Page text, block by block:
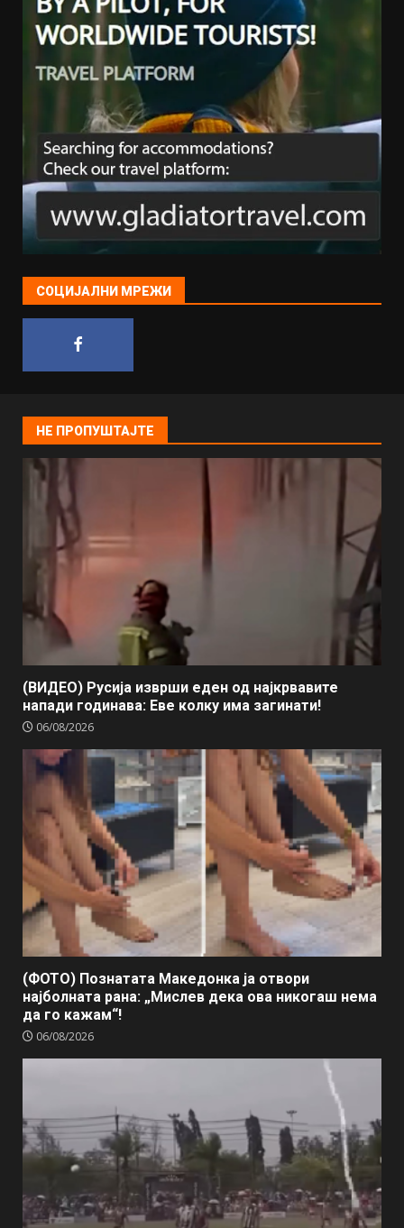
СОЦИЈАЛНИ МРЕЖИ
НЕ ПРОПУШТАЈТЕ
(ВИДЕО) Русија изврши еден од најкрвавите
напади годинава: Еве колку има загинати!
06/08/2026
(ФОТО) Познатата Македонка ја отвори
најболната рана: „Мислев дека ова никогаш нема
да го кажам“!
06/08/2026